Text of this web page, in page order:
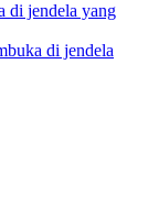
di jendela yang
di jendela